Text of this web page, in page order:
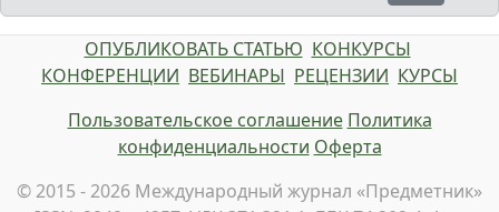
ОПУБЛИКОВАТЬ СТАТЬЮ КОНКУРСЫ
КОНФЕРЕНЦИИ ВЕБИНАРЫ РЕЦЕНЗИИ КУРСЫ
Пользовательское соглашение Политика
конфиденциальности Оферта
© 2015 - 2026 Международный журнал «Предметник»